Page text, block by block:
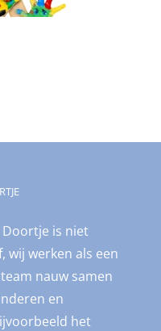
is niet
wij werken als een
nauw samen
en
het